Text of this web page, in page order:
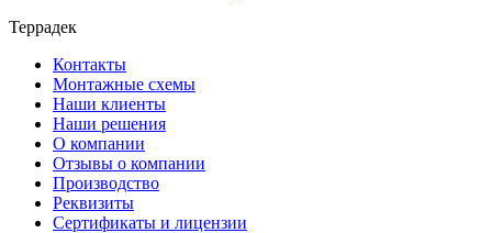
Террадек
Контакты
Монтажные схемы
Наши клиенты
Наши решения
О компании
Отзывы о компании
Производство
Реквизиты
Сертификаты и лицензии